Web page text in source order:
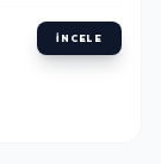
İNCELE